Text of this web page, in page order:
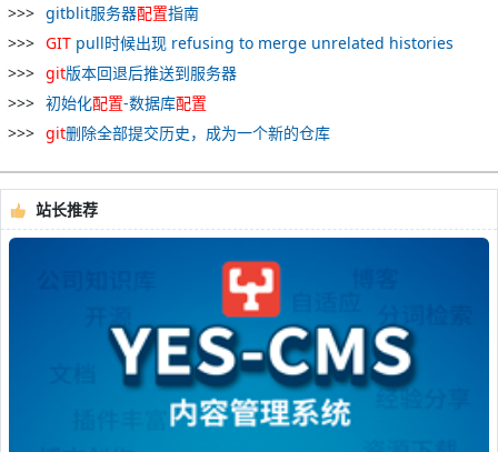
gitblit服务器配置指南
GIT pull时候出现 refusing to merge unrelated histories
git版本回退后推送到服务器
初始化配置-数据库配置
git删除全部提交历史，成为一个新的仓库
站长推荐